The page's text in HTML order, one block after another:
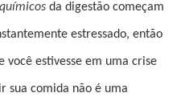
da digestão começam
estressado, então
você estivesse em uma crise
sua comida não é uma